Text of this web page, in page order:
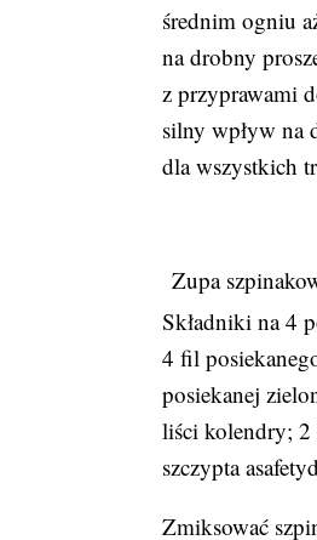
średnim ogniu
na drobny
z przyprawami
silny wpływ na
dla wszystkich
Zupa
Składniki na 4
4 fil
posiekanej
liści kolendry; 2
szczypta
Zmiksować